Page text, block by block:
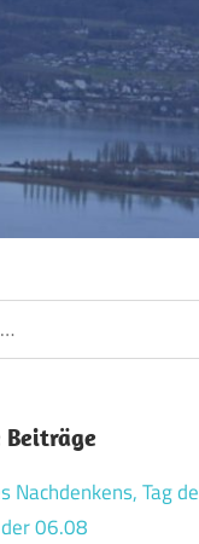
Beiträge
Nachdenkens, Tag
06.08